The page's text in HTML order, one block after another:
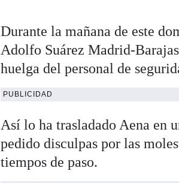
Durante la mañana de este
Adolfo Suárez Madrid-
huelga del personal de
PUBLICIDAD
Así lo ha trasladado Aena en
pedido disculpas por las
tiempos de paso.